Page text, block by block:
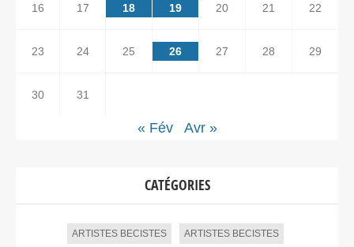
16 17 18 19 20 21 22
23 24 25 26 27 28 29
30 31
« Fév Avr »
CATÉGORIES
ARTISTES BECISTES ARTISTES BECISTES